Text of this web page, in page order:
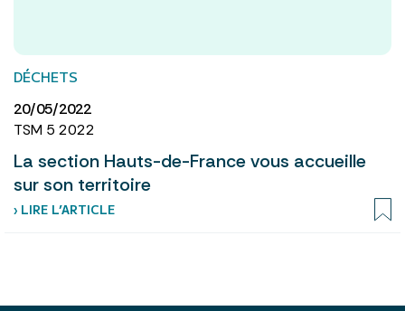
DÉCHETS
20/05/2022
TSM 5 2022
La section Hauts-de-France vous accueille
sur son territoire
› LIRE L’ARTICLE